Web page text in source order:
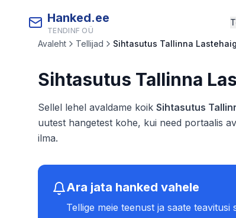
Hanked.ee
TENDINF OÜ
Avaleht Tellijad Sihtasutus Tallinna
Sihtasutus Tallinna
Sellel lehel avaldame koik Sihtasutus
uutest hangetest kohe, kui need portaalis
ilma.
Ara jata hanked vahele
Tellige meie teenust ja saate